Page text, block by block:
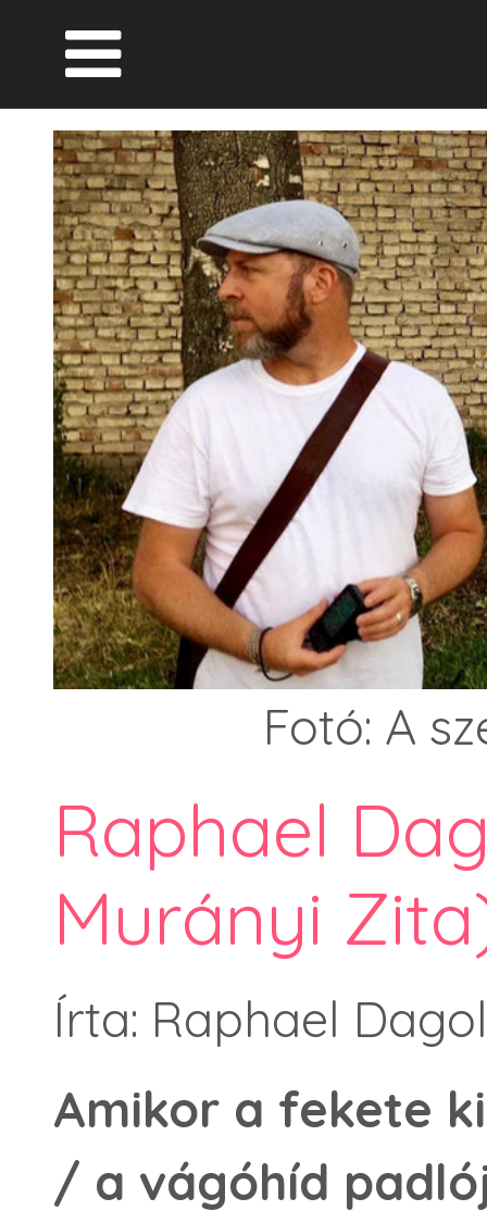
Fotó: A
Raphael
Murányi
Írta: Raphael
Amikor a fekete
/ a vágóhíd